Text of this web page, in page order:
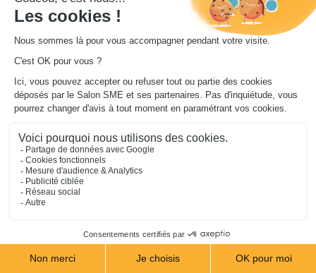
Publié le25 juin 2026
Avant l’essor du numérique, surveiller ses concurrents
magasin, appels mystères ou échanges informels avec des
d’information. Aujourd’hui, la situation s’est inversée : jamais
il n’a été aussi simple d’accéder aux communications, aux
actions marketing et à la réputation en ligne de ses
suivre en temps réel une grande partie de leur activité.
Cette abondance d’informations, parfois qualifiée d’«
infobésité », offre de nouvelles opportunités d’analyse, à
condition de savoir les exploiter avec méthode. Dans cet
article, découvrez comment comprendre le
comportement des consommateurs à l’ère du digital grâce
l’utiliser pour évaluer efficacement la visibilité et la
réputation de vos concurrents en ligne.